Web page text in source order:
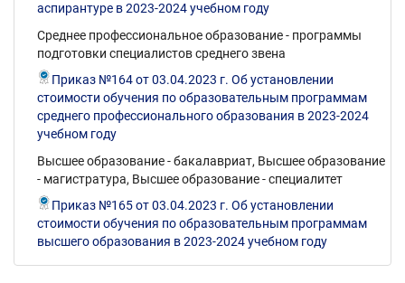
аспирантуре в 2023-2024 учебном году
Среднее профессиональное образование - программы
подготовки специалистов среднего звена
Приказ №164 от 03.04.2023 г. Об установлении
стоимости обучения по образовательным программам
среднего профессионального образования в 2023-2024
учебном году
Высшее образование - бакалавриат, Высшее образование
- магистратура, Высшее образование - специалитет
Приказ №165 от 03.04.2023 г. Об установлении
стоимости обучения по образовательным программам
высшего образования в 2023-2024 учебном году